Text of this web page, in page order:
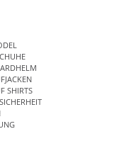
SHIRTS